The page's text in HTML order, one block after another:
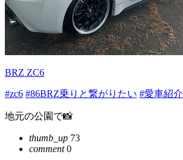
BRZ ZC6
#zc6 #86BRZ乗りと繋がりたい #愛車紹介
地元の公園で📸
thumb_up 73
comment0